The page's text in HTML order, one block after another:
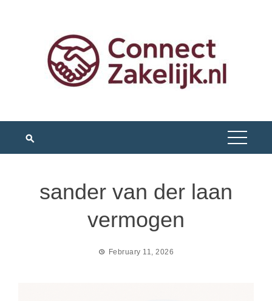
sander van der laan
vermogen
February 11, 2026